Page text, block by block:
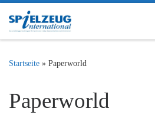
Zum Inhalt springen
Startseite » Paperworld
Paperworld